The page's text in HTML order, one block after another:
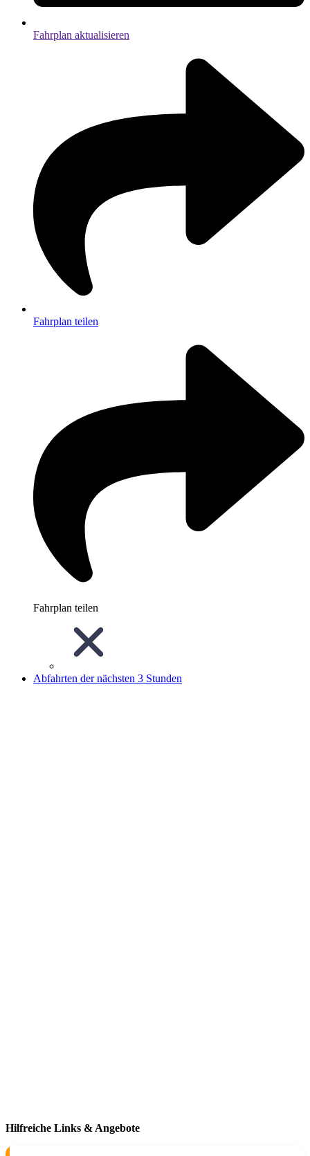
Fahrplan aktualisieren
Fahrplan teilen
Fahrplan teilen
Abfahrten der nächsten 3 Stunden
Hilfreiche Links & Angebote